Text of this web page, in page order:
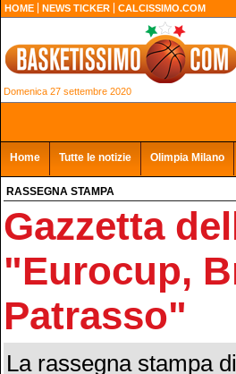
HOME NEWS TICKER CALCISSIMO.COM
Domenica 27 settembre 2020
Home Tutte le notizie Olimpia Milano
RASSEGNA STAMPA
Gazzetta
"Eurocup,
Patrasso"
La rassegna stampa